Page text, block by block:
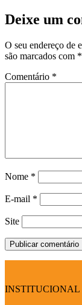
Deixe um
O seu endereço de
são marcados com *
Comentário *
Nome *
E-mail *
Site
INSTITUCIONAL